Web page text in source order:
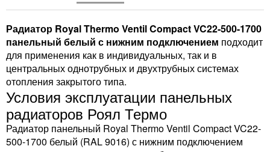
Радиатор Royal Thermo Ventil Compact VC22-500-1700
панельный белый с нижним подключением подходит
для применения как в индивидуальных, так и в
центральных однотрубных и двухтрубных системах
отопления закрытого типа.
Условия эксплуатации панельных
радиаторов Роял Термо
Радиатор панельный Royal Thermo Ventil Compact VC22-
500-1700 белый (RAL 9016) с нижним подключением